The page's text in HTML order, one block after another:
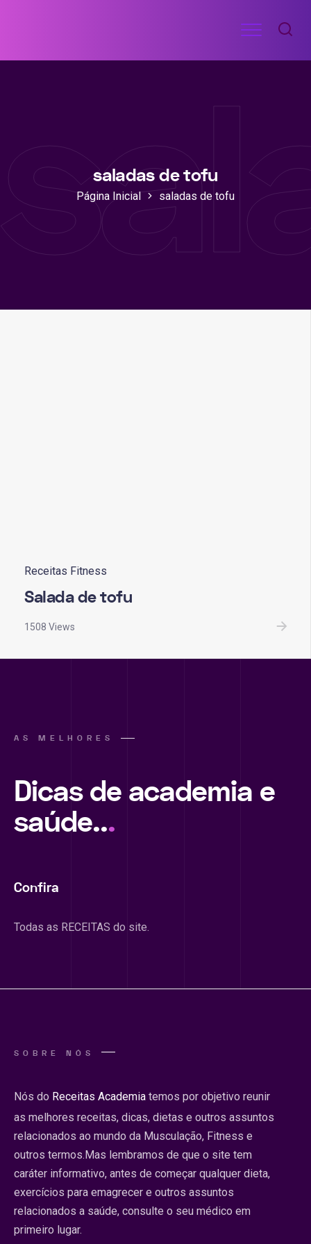
conteúdo
RECEITAS
ACADEMIA
Menu
saladas de tofu
Página Inicial saladas de tofu
Receitas Fitness
Salada de tofu
1508 Views
AS MELHORES
Dicas de academia e
saúde...
Confira
Todas as RECEITAS do site.
SOBRE NÓS
Nós do Receitas Academia temos por objetivo reunir
as melhores receitas, dicas, dietas e outros assuntos
relacionados ao mundo da Musculação, Fitness e
outros termos.Mas lembramos de que o site tem
caráter informativo, antes de começar qualquer dieta,
exercícios para emagrecer e outros assuntos
relacionados a saúde, consulte o seu médico em
primeiro lugar.